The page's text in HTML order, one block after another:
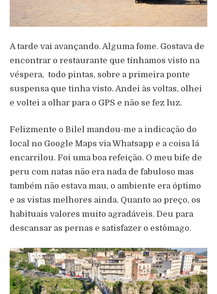
A tarde vai avançando. Alguma fome. Gostava de
encontrar o restaurante que tínhamos visto na
véspera, todo pintas, sobre a primeira ponte
suspensa que tinha visto. Andei às voltas, olhei
e voltei a olhar para o GPS e não se fez luz.
Felizmente o Bilel mandou-me a indicação do
local no Google Maps via Whatsapp e a coisa lá
encarrilou. Foi uma boa refeição. O meu bife de
peru com natas não era nada de fabuloso mas
também não estava mau, o ambiente era óptimo
e as vistas melhores ainda. Quanto ao preço, os
habituais valores muito agradáveis. Deu para
descansar as pernas e satisfazer o estômago.